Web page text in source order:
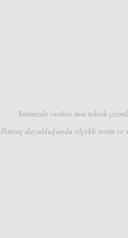
Sitemizde verilen tüm teknik
İhtiyaç duyulduğunda ölçekli resim ve